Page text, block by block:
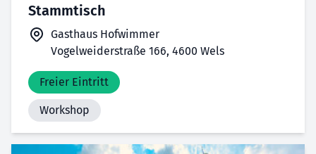
Stammtisch
Gasthaus Hofwimmer
Vogelweiderstraße 166, 4600 Wels
Freier Eintritt
Workshop